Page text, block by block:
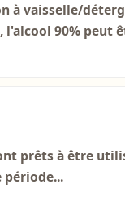
à vaisselle/
90% peut
prêts à être
période...